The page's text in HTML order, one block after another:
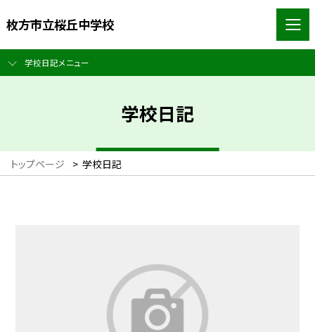
枚方市立桜丘中学校
学校日記メニュー
学校日記
トップページ > 学校日記